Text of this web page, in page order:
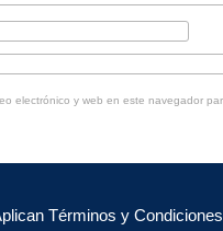
electrónico y web en este navegador
Términos y Condiciones